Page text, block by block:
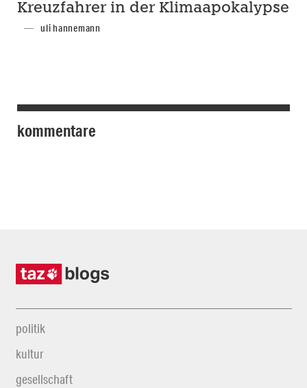
Kreuzfahrer in der Klimaapokalypse
uli hannemann
kommentare
politik
kultur
gesellschaft